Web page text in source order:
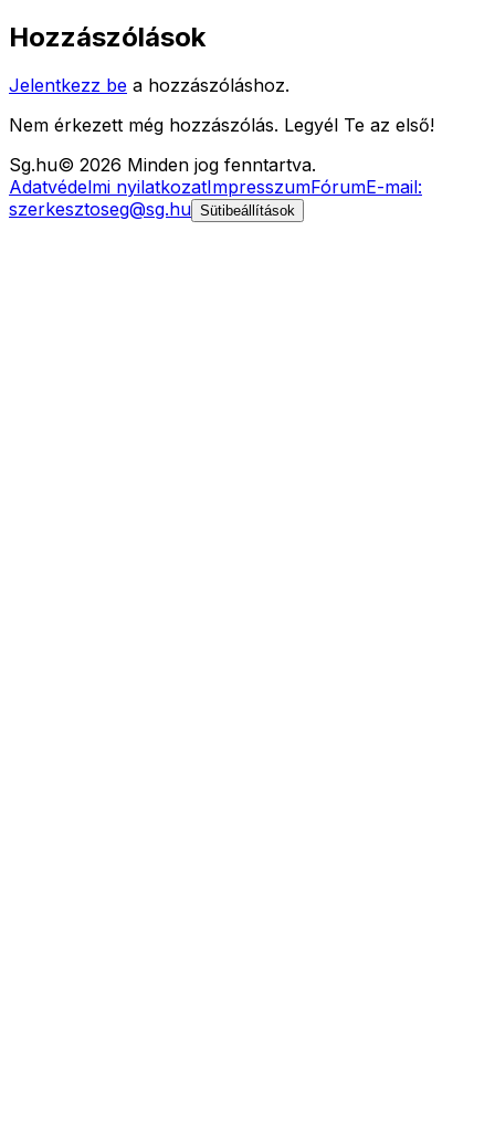
Hozzászólások
Jelentkezz be a hozzászóláshoz.
Nem érkezett még hozzászólás. Legyél Te az első!
Sg.hu© 2026 Minden jog fenntartva.
Adatvédelmi nyilatkozatImpresszumFórumE-mail:
szerkesztoseg@sg.hu Sütibeállítások